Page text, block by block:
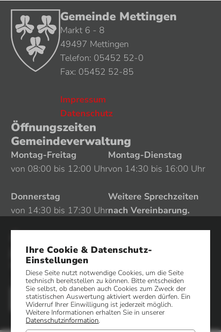
Gemeinde Mettingen
Markt 6 - 8
49497 Mettingen
Telefon: 05452 52-0
Fax: 05452 52-85
Impressum
Datenschutz
Öffnungszeiten
Gemeindeverwaltung
Montag-Freitag
von 08:00 bis 12:00 Uhr
Montag-Dienstag
von 14:30 bis 16:00 Uhr
Donnerstag
von 14:30 bis 17:30 Uhr
Weitere Sprechzeiten
nach Vereinbarung.
jobcenter / Standesamt
Montag-Freitag
von 08:00 bis 12:00 Uhrvon 14:30 bis 17:30 Uhr
Ihre Cookie & Datenschutz-
Einstellungen
Diese Seite nutzt notwendige Cookies, um die Seite
technisch bereitstellen zu können. Bitte entscheiden
Sie selbst, ob daneben auch Cookies zum Zweck der
statistischen Auswertung aktiviert werden dürfen. Ein
Widerruf Ihrer Einwilligung ist jederzeit möglich.
Weitere Informationen erhalten Sie in unserer
Datenschutzinformation.